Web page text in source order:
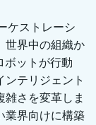
ケストレーシ
世界中の組織か
ボットが行動
ンテリジェント
さを変革しま
業界向けに構築